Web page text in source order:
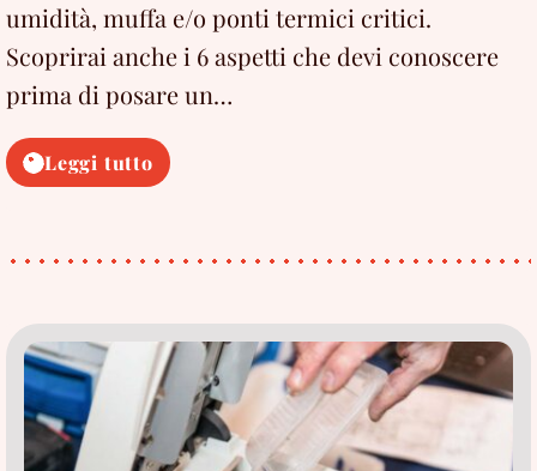
umidità, muffa e/o ponti termici critici.
Scoprirai anche i 6 aspetti che devi conoscere
prima di posare un…
Leggi tuttoIl
cappotto
di
umidità?
Tutte
le
risposte